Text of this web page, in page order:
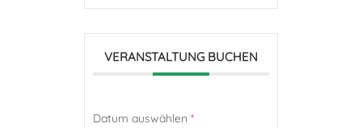
VERANSTALTUNG BUCHEN
Datum auswählen *